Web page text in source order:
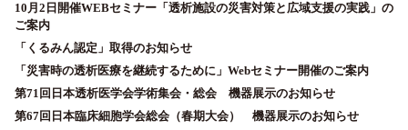
10月2日開催WEBセミナー「透析施設の災害対策と広域支援の実践」の
ご案内
「くるみん認定」取得のお知らせ
「災害時の透析医療を継続するために」Webセミナー開催のご案内
第71回日本透析医学会学術集会・総会 機器展示のお知らせ
第67回日本臨床細胞学会総会（春期大会） 機器展示のお知らせ